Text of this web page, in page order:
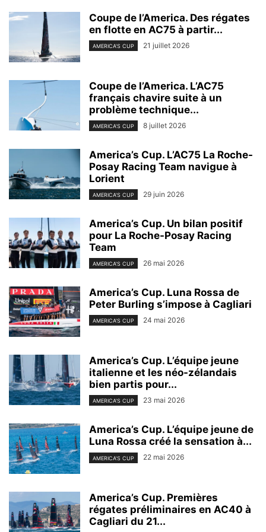
Coupe de l’America. Des régates
en flotte en AC75 à partir...
AMERICA'S CUP 21 juillet 2026
Coupe de l’America. L’AC75
français chavire suite à un
problème technique...
AMERICA'S CUP 8 juillet 2026
America’s Cup. L’AC75 La Roche-
Posay Racing Team navigue à
Lorient
AMERICA'S CUP 29 juin 2026
America’s Cup. Un bilan positif
pour La Roche-Posay Racing
Team
AMERICA'S CUP 26 mai 2026
America’s Cup. Luna Rossa de
Peter Burling s’impose à Cagliari
AMERICA'S CUP 24 mai 2026
America’s Cup. L’équipe jeune
italienne et les néo-zélandais
bien partis pour...
AMERICA'S CUP 23 mai 2026
America’s Cup. L’équipe jeune de
Luna Rossa créé la sensation à...
AMERICA'S CUP 22 mai 2026
America’s Cup. Premières
régates préliminaires en AC40 à
Cagliari du 21...